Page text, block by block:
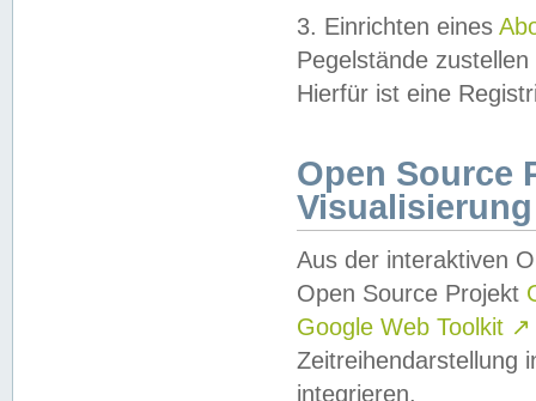
3. Einrichten eines
Pegelstände
Hierfür ist eine
Open Source
Visualisierung
Aus der interaktiven
Open Source Projekt
Google Web Toolkit ↗
Zeitreihendarstellung
integrieren.